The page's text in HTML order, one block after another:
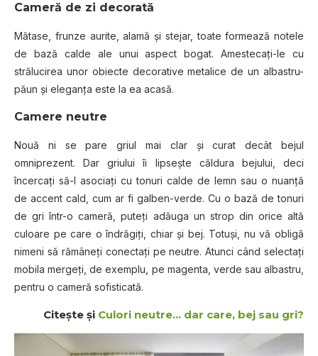
Cameră de zi decorată
Mătase, frunze aurite, alamă și stejar, toate formează notele
de bază calde ale unui aspect bogat. Amestecați-le cu
strălucirea unor obiecte decorative metalice de un albastru-
păun și eleganța este la ea acasă.
Camere neutre
Nouă ni se pare griul mai clar și curat decât bejul
omniprezent. Dar griului îi lipsește căldura bejului, deci
încercați să-l asociați cu tonuri calde de lemn sau o nuanță
de accent cald, cum ar fi galben-verde. Cu o bază de tonuri
de gri într-o cameră, puteți adăuga un strop din orice altă
culoare pe care o îndrăgiți, chiar și bej. Totuși, nu vă obligă
nimeni să rămâneți conectați pe neutre. Atunci când selectați
mobila mergeți, de exemplu, pe magenta, verde sau albastru,
pentru o cameră sofisticată.
Citeşte şi Culori neutre… dar care, bej sau gri?